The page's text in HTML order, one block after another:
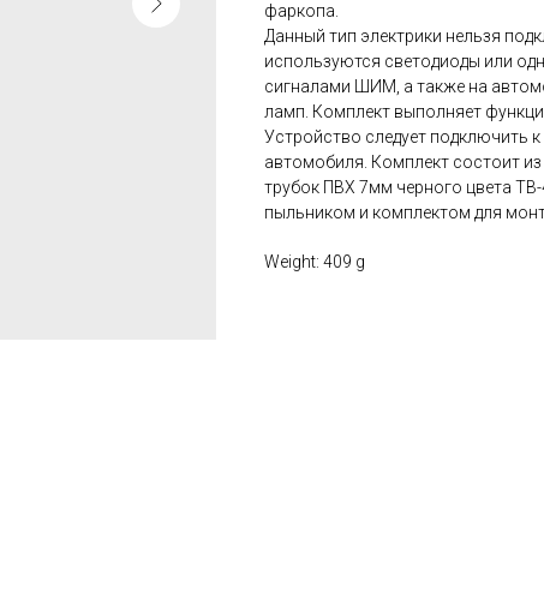
фаркопа.
Данный тип электрики нельзя
используются светодиоды или
сигналами ШИМ, а также на
ламп. Комплект выполняет
Устройство следует подключить
автомобиля. Комплект состоит
трубок ПВХ 7мм черного цвета
пыльником и комплектом для
Weight: 409 g